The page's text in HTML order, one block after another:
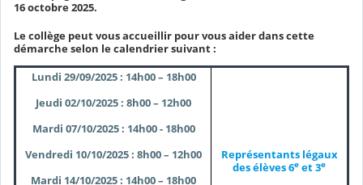
16 octobre 2025.
Le collège peut vous accueillir pour vous aider dans cette
démarche selon le calendrier suivant :
Lundi 29/09/2025 : 14h00 – 18h00
Jeudi 02/10/2025 : 8h00 – 12h00
Mardi 07/10/2025 : 14h00 - 18h00
Vendredi 10/10/2025 : 8h00 – 12h00
Mardi 14/10/2025 : 14h00 – 18h00
Représentants légaux
des élèves 6e et 3e